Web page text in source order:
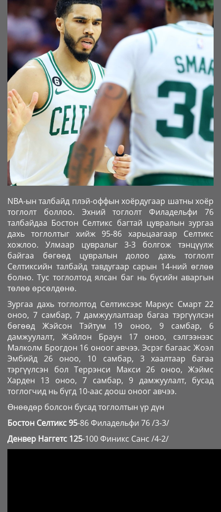
NBA-ын талбайд плэй-оффын хоёрдугаар шатны хоёр
тоглолт боллоо. Эхний тоглолт Филадельфи 76
талбайдаа Бостон Селтикс багтай цувралын зургаа
дахь тоглолтыг хийж 95-86 харьцаагаар Селтикс
хожлоо. Улмаар цувралыг 3-3 болгож тэнцүүлж
байгаа бөгөөд цувралын долоо дахь тоглолт
Селтиксийн талбайд тавдугаар сарын 14-ний өглөө
болно. Тус тоглолтод ялсан баг нь бүсийн аваргын
төлөө өрсөлдөнө.
Зургаа дахь тоглолтод Селтиксээс Маркус Смарт 22
оноо, 7 самбар, 7 дамжуулалтаар багаа тэргүүлсэн
бөгөөд Жэйсон Тэйтум 19 оноо, 9 самбар, 6
дамжуулалт, Жэйлон Браун 17 оноо, сэлгээнээс
Малколм Брогдон 16 оноог авчээ. Эсрэг багаас Жоэл
Эмбийд 26 оноо, 10 самбар, 3 хаалтаар багаа
тэргүүлсэн бол Террэнси Макси 26 оноо, Жэймс
Харден 13 оноо, 7 самбар, 9 дамжуулалт, бусад
тоглогчид нь бүгд 10-аас доош оноог авчээ.
Өнөөдөр болсон бусад тоглолтын үр дүн
Бостон Селтикс 95-86 Филадельфи 76 /3-3/
Денвер Наггетс 125-100 Финикс Санс /4-2/